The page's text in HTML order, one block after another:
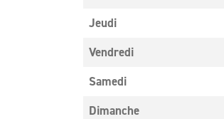
Jeudi
Vendredi
Samedi
Dimanche